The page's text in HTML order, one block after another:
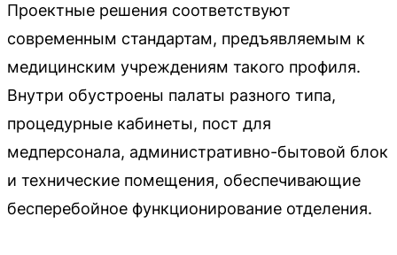
Проектные решения соответствуют
современным стандартам, предъявляемым к
медицинским учреждениям такого профиля.
Внутри обустроены палаты разного типа,
процедурные кабинеты, пост для
медперсонала, административно-бытовой блок
и технические помещения, обеспечивающие
бесперебойное функционирование отделения.